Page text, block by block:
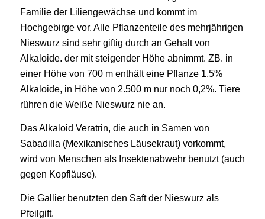
Familie der Liliengewächse und kommt im
Hochgebirge vor. Alle Pflanzenteile des mehrjährigen
Nieswurz sind sehr giftig durch an Gehalt von
Alkaloide. der mit steigender Höhe abnimmt. ZB. in
einer Höhe von 700 m enthält eine Pflanze 1,5%
Alkaloide, in Höhe von 2.500 m nur noch 0,2%. Tiere
rühren die Weiße Nieswurz nie an.
Das Alkaloid Veratrin, die auch in Samen von
Sabadilla (Mexikanisches Läusekraut) vorkommt,
wird von Menschen als Insektenabwehr benutzt (auch
gegen Kopfläuse).
Die Gallier benutzten den Saft der Nieswurz als
Pfeilgift.